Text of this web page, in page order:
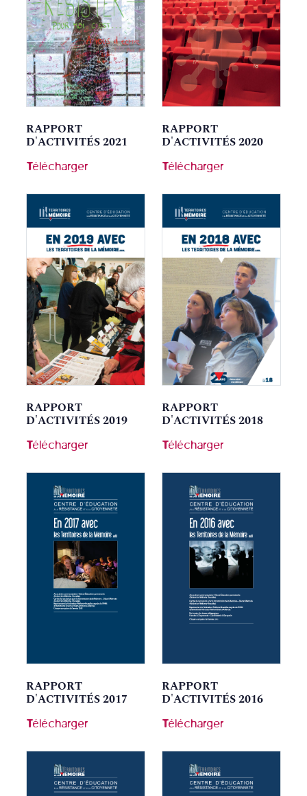
RAPPORT
D'ACTIVITÉS 2021
Télécharger
RAPPORT
D'ACTIVITÉS 2020
Télécharger
RAPPORT
D'ACTIVITÉS 2019
Télécharger
RAPPORT
D'ACTIVITÉS 2018
Télécharger
RAPPORT
D'ACTIVITÉS 2017
Télécharger
RAPPORT
D'ACTIVITÉS 2016
Télécharger